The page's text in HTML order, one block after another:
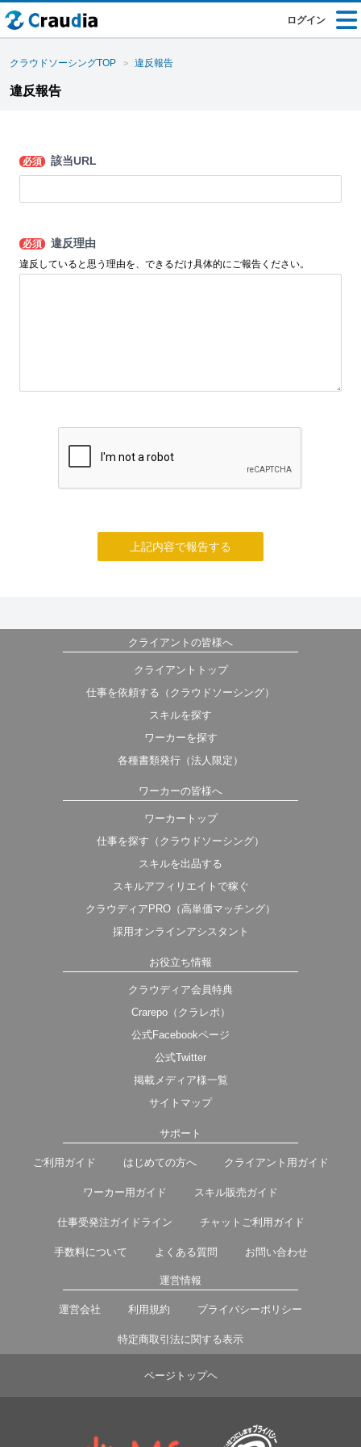
ログイン
クラウドソーシングTOP 違反報告
違反報告
必須 該当URL
必須 違反理由
違反していると思う理由を、できるだけ具体的にご報告ください。
上記内容で報告する
クライアントの皆様へ
クライアントトップ
仕事を依頼する（クラウドソーシング）
スキルを探す
ワーカーを探す
各種書類発行（法人限定）
ワーカーの皆様へ
ワーカートップ
仕事を探す（クラウドソーシング）
スキルを出品する
スキルアフィリエイトで稼ぐ
クラウディアPRO（高単価マッチング）
採用オンラインアシスタント
お役立ち情報
クラウディア会員特典
Crarepo（クラレポ）
公式Facebookページ
公式Twitter
掲載メディア様一覧
サイトマップ
サポート
ご利用ガイド はじめての方へ クライアント用ガイド
ワーカー用ガイド スキル販売ガイド
仕事受発注ガイドライン チャットご利用ガイド
手数料について よくある質問 お問い合わせ
運営情報
運営会社 利用規約 プライバシーポリシー
特定商取引法に関する表示
ページトップヘ